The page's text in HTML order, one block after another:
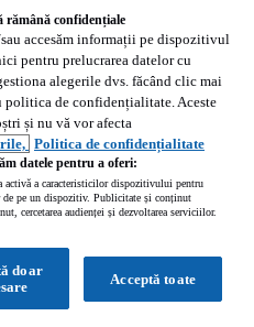
21 175
17 500 EUR
Calculeaza rata
rămână confidențiale
accesăm informații pe dispozitivul
pentru prelucrarea datelor cu
alegerile dvs. făcând clic mai
politica de confidențialitate. Aceste
și nu vă vor afecta
Politica de confidențialitate
datele pentru a oferi:
activă a caracteristicilor dispozitivului pentru
de pe un dispozitiv. Publicitate și conținut
cercetarea audienței și dezvoltarea serviciilor.
Acceptă toate
doar